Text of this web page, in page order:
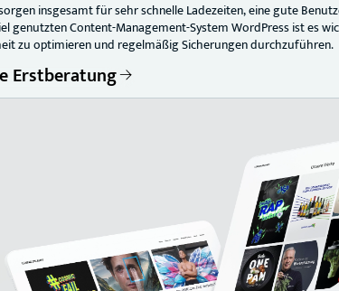
insgesamt für sehr schnelle Ladezeiten, eine gute
genutzten Content-Management-System WordPress ist es
zu optimieren und regelmäßig Sicherungen durchzuführen.
Erstberatung